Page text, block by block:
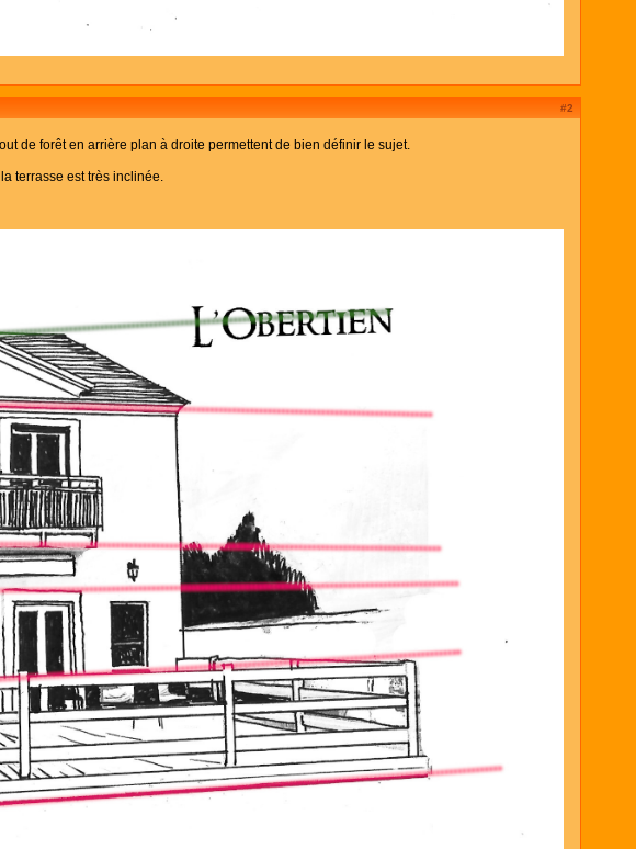
#2
de forêt en arrière plan à droite permettent de bien définir le sujet.
terrasse est très inclinée.